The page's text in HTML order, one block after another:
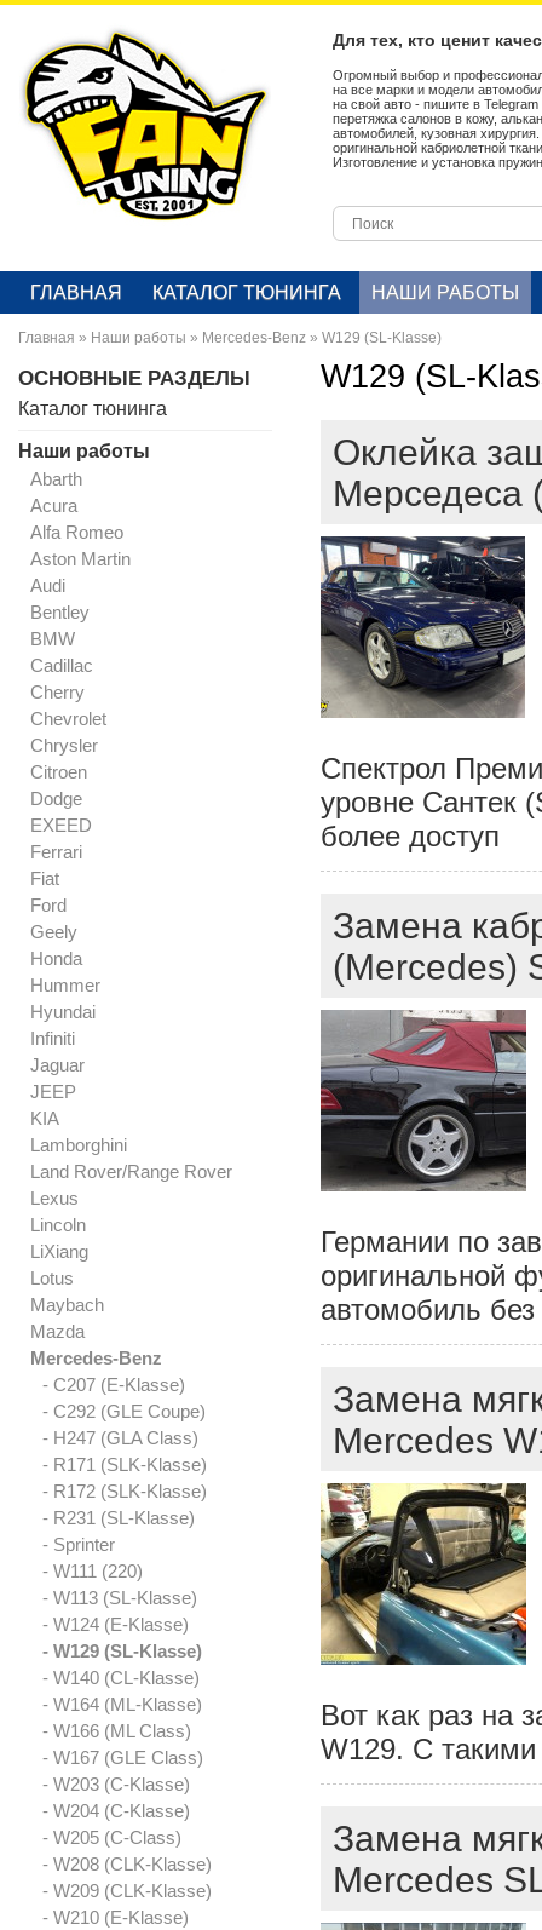
Для тех, кто ценит
Огромный выбор и
на все марки и модели
на свой авто - пишите в
перетяжка салонов в кожу,
автомобилей, кузовная
оригинальной кабриолетной
Изготовление и установка
ГЛАВНАЯ КАТАЛОГ ТЮНИНГА НАШИ РАБОТЫ
Главная » Наши работы » Mercedes-Benz » W129 (SL-Klasse)
ОСНОВНЫЕ РАЗДЕЛЫ
Каталог тюнинга
Наши работы
Abarth
Acura
Alfa Romeo
Aston Martin
Audi
Bentley
BMW
Cadillac
Cherry
Chevrolet
Chrysler
Citroen
Dodge
EXEED
Ferrari
Fiat
Ford
Geely
Honda
Hummer
Hyundai
Infiniti
Jaguar
JEEP
KIA
Lamborghini
Land Rover/Range Rover
Lexus
Lincoln
LiXiang
Lotus
Maybach
Mazda
Mercedes-Benz
- C207 (E-Klasse)
- C292 (GLE Coupe)
- H247 (GLA Class)
- R171 (SLK-Klasse)
- R172 (SLK-Klasse)
- R231 (SL-Klasse)
- Sprinter
- W111 (220)
- W113 (SL-Klasse)
- W124 (E-Klasse)
- W129 (SL-Klasse)
- W140 (CL-Klasse)
- W164 (ML-Klasse)
- W166 (ML Class)
- W167 (GLE Class)
- W203 (C-Klasse)
- W204 (C-Klasse)
- W205 (C-Class)
- W208 (CLK-Klasse)
- W209 (CLK-Klasse)
- W210 (E-Klasse)
W129 (SL-
Оклейка
Мерседеса
Спектрол
уровне Сантек
более доступ
Замена
(Mercedes)
Германии по
оригинальной
автомобиль
Замена
Mercedes
Вот как раз на
W129. C
Замена
Mercedes